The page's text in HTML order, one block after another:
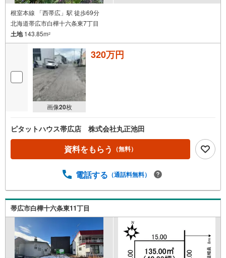
根室本線 「西帯広」駅 徒歩69分
北海道帯広市白樺十六条東7丁目
土地143.85m2
画像20枚
320万円
ピタットハウス帯広店 株式会社丸正池田
資料をもらう （無料）
電話する （通話料無料）
帯広市白樺十六条東11丁目